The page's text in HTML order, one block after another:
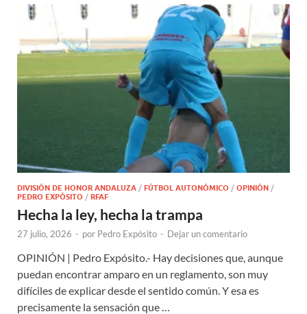
DIVISIÓN DE HONOR ANDALUZA / FÚTBOL AUTONÓMICO / OPINIÓN /
PEDRO EXPÓSITO / RFAF
Hecha la ley, hecha la trampa
27 julio, 2026 - por Pedro Expósito - Dejar un comentario
OPINIÓN | Pedro Expósito.- Hay decisiones que, aunque
puedan encontrar amparo en un reglamento, son muy
difíciles de explicar desde el sentido común. Y esa es
precisamente la sensación que …